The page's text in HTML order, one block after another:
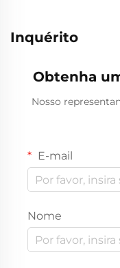
Inquérito
Obtenha
Nosso
E-mail
Nome